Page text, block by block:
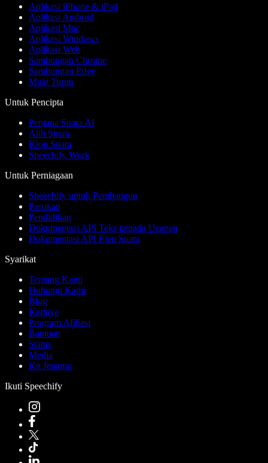
Aplikasi iPhone & iPad
Aplikasi Android
Aplikasi Mac
Aplikasi Windows
Aplikasi Web
Sambungan Chrome
Sambungan Edge
Muat Turun
Untuk Pencipta
Penjana Suara AI
Alih Suara
Klon Suara
Speechify Work
Untuk Perniagaan
Speechify untuk Pembangun
Pasukan
Pendidikan
Dokumentasi API Teks kepada Ucapan
Dokumentasi API Ejen Suara
Syarikat
Tentang Kami
Hubungi Kami
Blog
Kerjaya
Program Afiliasi
Bantuan
Status
Media
Kit Jenama
Ikuti Speechify